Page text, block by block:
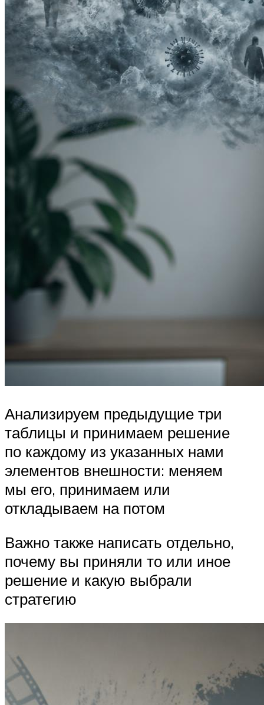
Анализируем предыдущие три
таблицы и принимаем решение
по каждому из указанных нами
элементов внешности: меняем
мы его, принимаем или
откладываем на потом
Важно также написать отдельно,
почему вы приняли то или иное
решение и какую выбрали
стратегию